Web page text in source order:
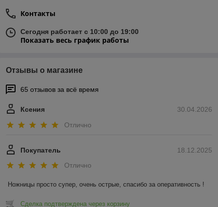
Контакты
Сегодня работает с 10:00 до 19:00
Показать весь график работы
Отзывы о магазине
65 отзывов за всё время
30.04.2026
Ксения
Отлично
18.12.2025
Покупатель
Отлично
Ножницы просто супер, очень острые, спасибо за оперативность !
Сделка подтверждена через корзину